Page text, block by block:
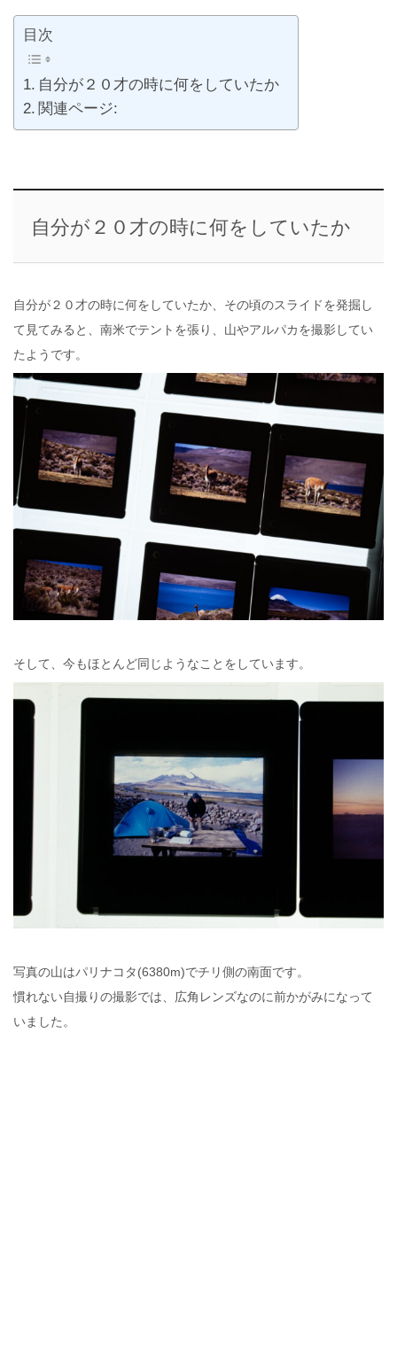
目次
自分が２０才の時に何をしていたか
関連ページ:
自分が２０才の時に何をしていたか
自分が２０才の時に何をしていたか、その頃のスライドを発掘し
て見てみると、南米でテントを張り、山やアルパカを撮影してい
たようです。
そして、今もほとんど同じようなことをしています。
写真の山はパリナコタ(6380m)でチリ側の南面です。
慣れない自撮りの撮影では、広角レンズなのに前かがみになって
いました。